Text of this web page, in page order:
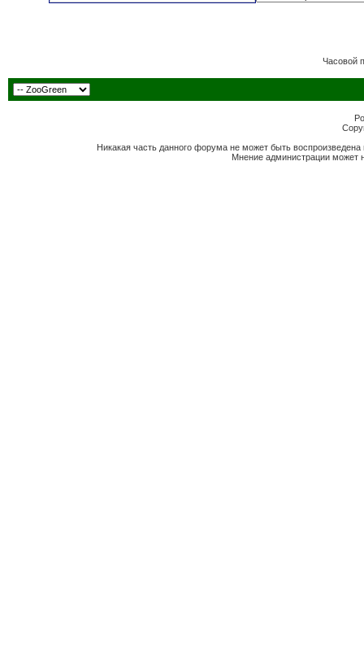
Часовой
Никакая часть данного форума не может быть
Мнение администрации может